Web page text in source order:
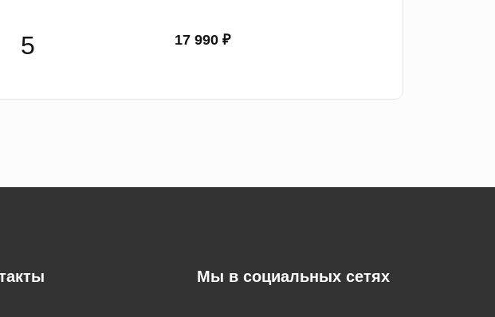
17 990 ₽
Мы в социальных сетях